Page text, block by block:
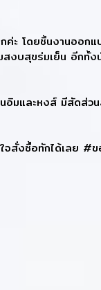
โดยชิ้นงานออกแ
บสุขร่มเย็น อีกทั้ง
มและหงส์ มีสัดส่ว
สั่งซื้อทักได้เลย #ข